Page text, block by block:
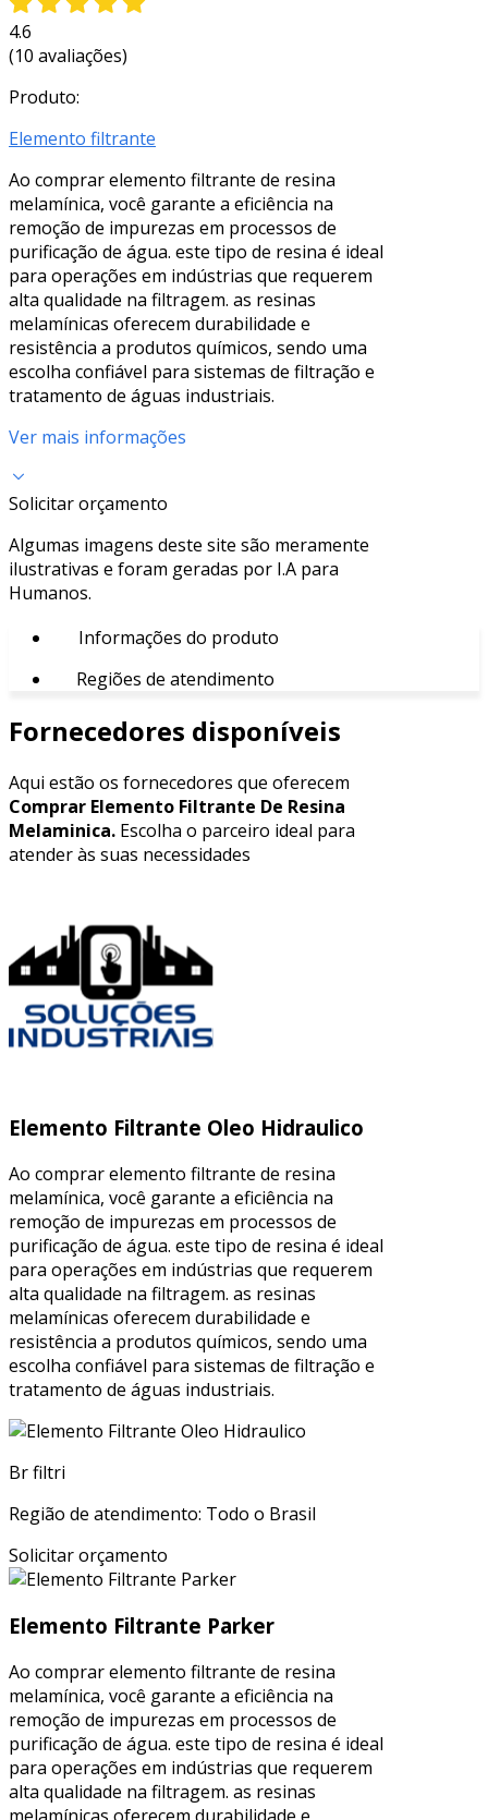
4.6
(10 avaliações)
Produto:
Elemento filtrante
Ao comprar elemento filtrante de resina
melamínica, você garante a eficiência na
remoção de impurezas em processos de
purificação de água. este tipo de resina é ideal
para operações em indústrias que requerem
alta qualidade na filtragem. as resinas
melamínicas oferecem durabilidade e
resistência a produtos químicos, sendo uma
escolha confiável para sistemas de filtração e
tratamento de águas industriais.
Ver mais informações
Solicitar orçamento
Algumas imagens deste site são meramente
ilustrativas e foram geradas por I.A para
Humanos.
Informações do produto
Regiões de atendimento
Fornecedores disponíveis
Aqui estão os fornecedores que oferecem
Comprar Elemento Filtrante De Resina
Melaminica. Escolha o parceiro ideal para
atender às suas necessidades
Elemento Filtrante Oleo Hidraulico
Ao comprar elemento filtrante de resina
melamínica, você garante a eficiência na
remoção de impurezas em processos de
purificação de água. este tipo de resina é ideal
para operações em indústrias que requerem
alta qualidade na filtragem. as resinas
melamínicas oferecem durabilidade e
resistência a produtos químicos, sendo uma
escolha confiável para sistemas de filtração e
tratamento de águas industriais.
Br filtri
Região de atendimento: Todo o Brasil
Solicitar orçamento
Elemento Filtrante Parker
Ao comprar elemento filtrante de resina
melamínica, você garante a eficiência na
remoção de impurezas em processos de
purificação de água. este tipo de resina é ideal
para operações em indústrias que requerem
alta qualidade na filtragem. as resinas
melamínicas oferecem durabilidade e